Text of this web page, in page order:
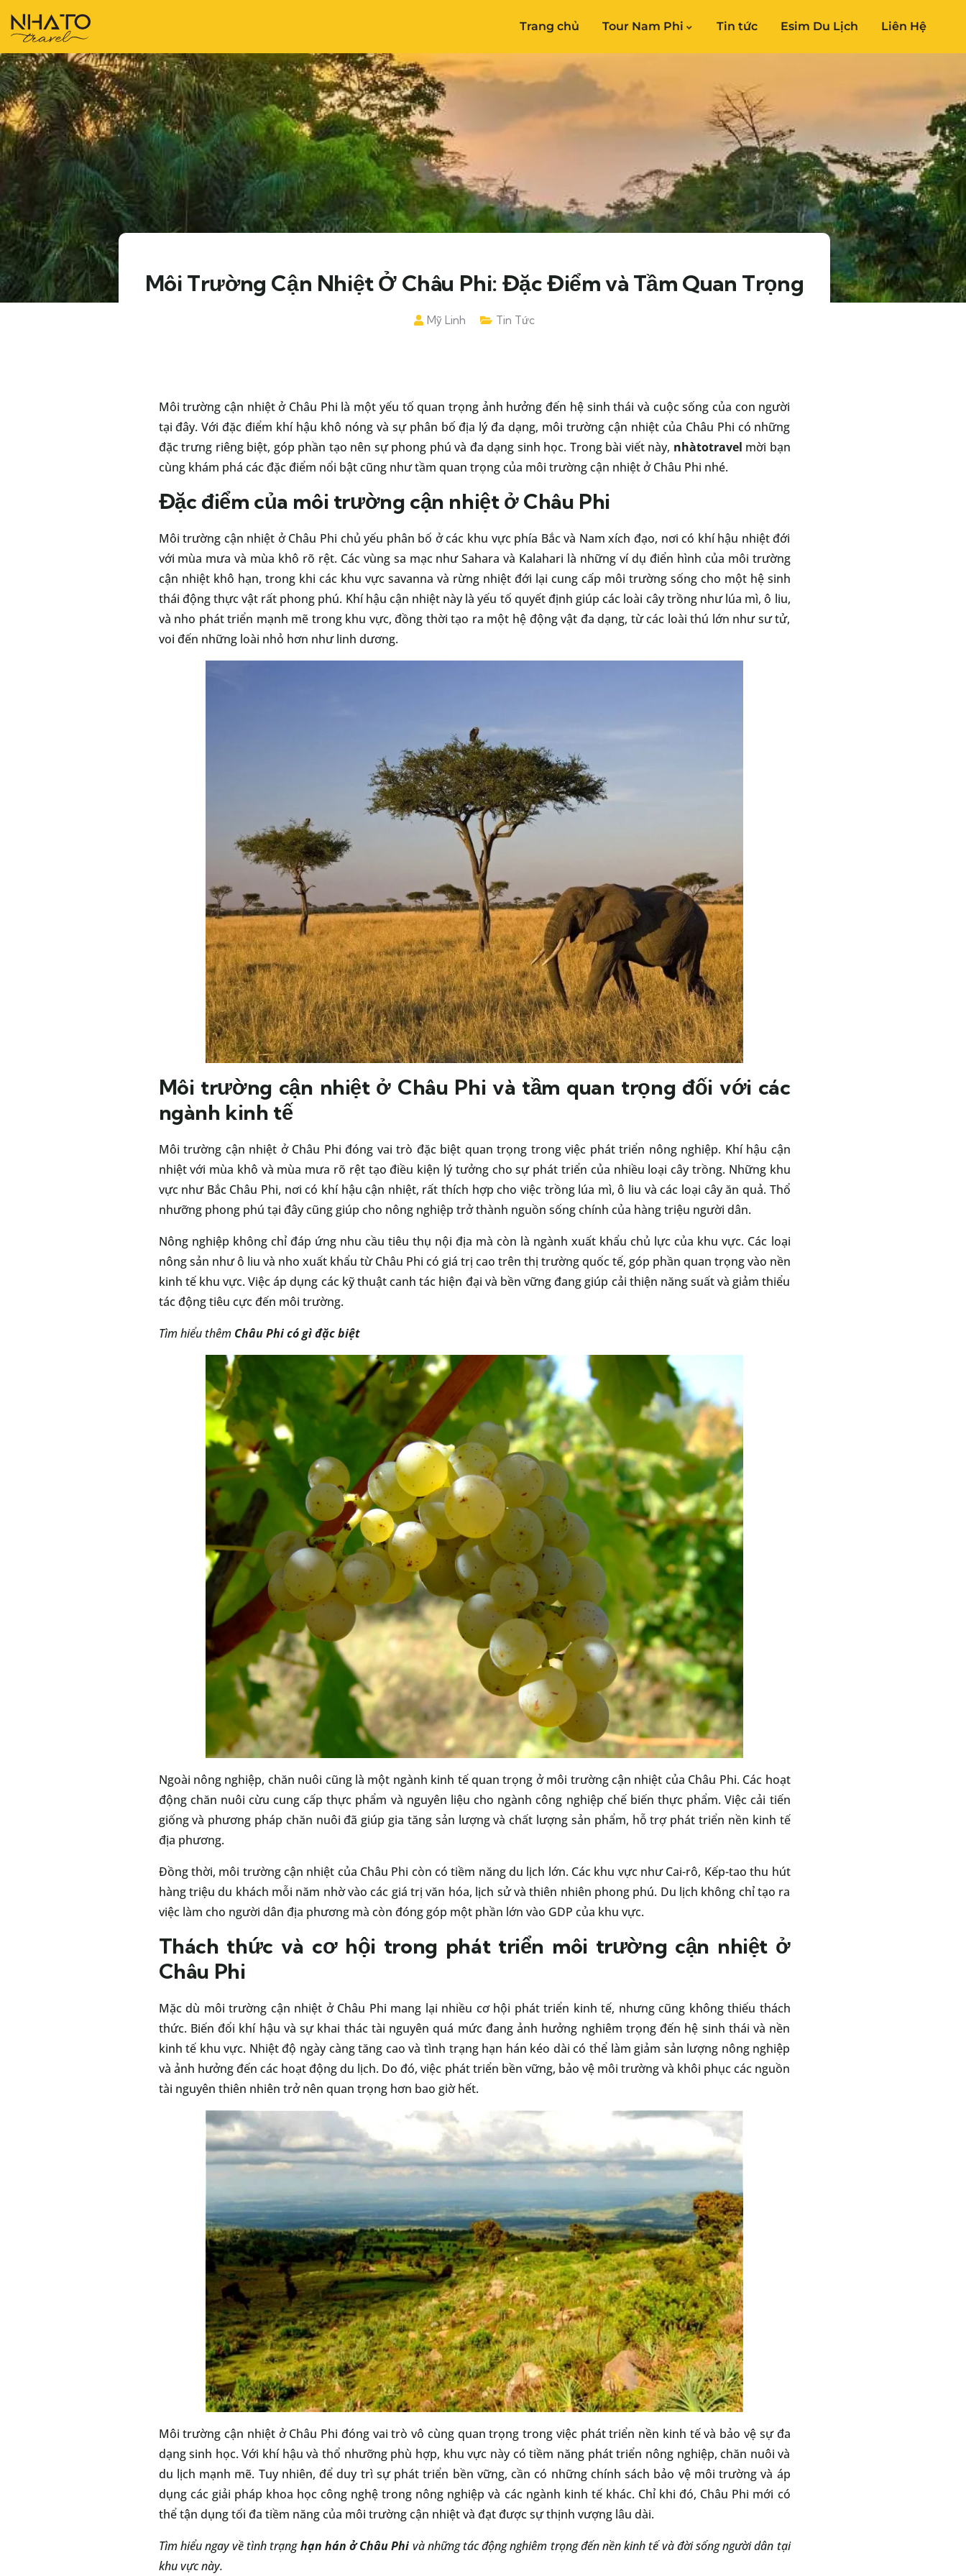
Trang chủ Tour Nam Phi Tin tức Esim Du Lịch Liên Hệ
Môi Trường Cận Nhiệt Ở Châu Phi: Đặc Điểm và Tầm Quan Trọng
Mỹ Linh Tin Tức
Môi trường cận nhiệt ở Châu Phi là một yếu tố quan trọng ảnh hưởng đến hệ sinh thái và cuộc sống của con người
tại đây. Với đặc điểm khí hậu khô nóng và sự phân bố địa lý đa dạng, môi trường cận nhiệt của Châu Phi có những
đặc trưng riêng biệt, góp phần tạo nên sự phong phú và đa dạng sinh học. Trong bài viết này, nhàtotravel mời bạn
cùng khám phá các đặc điểm nổi bật cũng như tầm quan trọng của môi trường cận nhiệt ở Châu Phi nhé.
Đặc điểm của môi trường cận nhiệt ở Châu Phi
Môi trường cận nhiệt ở Châu Phi chủ yếu phân bố ở các khu vực phía Bắc và Nam xích đạo, nơi có khí hậu nhiệt đới
với mùa mưa và mùa khô rõ rệt. Các vùng sa mạc như Sahara và Kalahari là những ví dụ điển hình của môi trường
cận nhiệt khô hạn, trong khi các khu vực savanna và rừng nhiệt đới lại cung cấp môi trường sống cho một hệ sinh
thái động thực vật rất phong phú. Khí hậu cận nhiệt này là yếu tố quyết định giúp các loài cây trồng như lúa mì, ô liu,
và nho phát triển mạnh mẽ trong khu vực, đồng thời tạo ra một hệ động vật đa dạng, từ các loài thú lớn như sư tử,
voi đến những loài nhỏ hơn như linh dương.
Môi trường cận nhiệt ở Châu Phi và tầm quan trọng đối với các
ngành kinh tế
Môi trường cận nhiệt ở Châu Phi đóng vai trò đặc biệt quan trọng trong việc phát triển nông nghiệp. Khí hậu cận
nhiệt với mùa khô và mùa mưa rõ rệt tạo điều kiện lý tưởng cho sự phát triển của nhiều loại cây trồng. Những khu
vực như Bắc Châu Phi, nơi có khí hậu cận nhiệt, rất thích hợp cho việc trồng lúa mì, ô liu và các loại cây ăn quả. Thổ
nhưỡng phong phú tại đây cũng giúp cho nông nghiệp trở thành nguồn sống chính của hàng triệu người dân.
Nông nghiệp không chỉ đáp ứng nhu cầu tiêu thụ nội địa mà còn là ngành xuất khẩu chủ lực của khu vực. Các loại
nông sản như ô liu và nho xuất khẩu từ Châu Phi có giá trị cao trên thị trường quốc tế, góp phần quan trọng vào nền
kinh tế khu vực. Việc áp dụng các kỹ thuật canh tác hiện đại và bền vững đang giúp cải thiện năng suất và giảm thiểu
tác động tiêu cực đến môi trường.
Tìm hiểu thêm Châu Phi có gì đặc biệt
Ngoài nông nghiệp, chăn nuôi cũng là một ngành kinh tế quan trọng ở môi trường cận nhiệt của Châu Phi. Các hoạt
động chăn nuôi cừu cung cấp thực phẩm và nguyên liệu cho ngành công nghiệp chế biến thực phẩm. Việc cải tiến
giống và phương pháp chăn nuôi đã giúp gia tăng sản lượng và chất lượng sản phẩm, hỗ trợ phát triển nền kinh tế
địa phương.
Đồng thời, môi trường cận nhiệt của Châu Phi còn có tiềm năng du lịch lớn. Các khu vực như Cai-rô, Kếp-tao thu hút
hàng triệu du khách mỗi năm nhờ vào các giá trị văn hóa, lịch sử và thiên nhiên phong phú. Du lịch không chỉ tạo ra
việc làm cho người dân địa phương mà còn đóng góp một phần lớn vào GDP của khu vực.
Thách thức và cơ hội trong phát triển môi trường cận nhiệt ở
Châu Phi
Mặc dù môi trường cận nhiệt ở Châu Phi mang lại nhiều cơ hội phát triển kinh tế, nhưng cũng không thiếu thách
thức. Biến đổi khí hậu và sự khai thác tài nguyên quá mức đang ảnh hưởng nghiêm trọng đến hệ sinh thái và nền
kinh tế khu vực. Nhiệt độ ngày càng tăng cao và tình trạng hạn hán kéo dài có thể làm giảm sản lượng nông nghiệp
và ảnh hưởng đến các hoạt động du lịch. Do đó, việc phát triển bền vững, bảo vệ môi trường và khôi phục các nguồn
tài nguyên thiên nhiên trở nên quan trọng hơn bao giờ hết.
Môi trường cận nhiệt ở Châu Phi đóng vai trò vô cùng quan trọng trong việc phát triển nền kinh tế và bảo vệ sự đa
dạng sinh học. Với khí hậu và thổ nhưỡng phù hợp, khu vực này có tiềm năng phát triển nông nghiệp, chăn nuôi và
du lịch mạnh mẽ. Tuy nhiên, để duy trì sự phát triển bền vững, cần có những chính sách bảo vệ môi trường và áp
dụng các giải pháp khoa học công nghệ trong nông nghiệp và các ngành kinh tế khác. Chỉ khi đó, Châu Phi mới có
thể tận dụng tối đa tiềm năng của môi trường cận nhiệt và đạt được sự thịnh vượng lâu dài.
Tìm hiểu ngay về tình trạnghạn hán ở Châu Phi và những tác động nghiêm trọng đến nền kinh tế và đời sống người dân tại
khu vực này.